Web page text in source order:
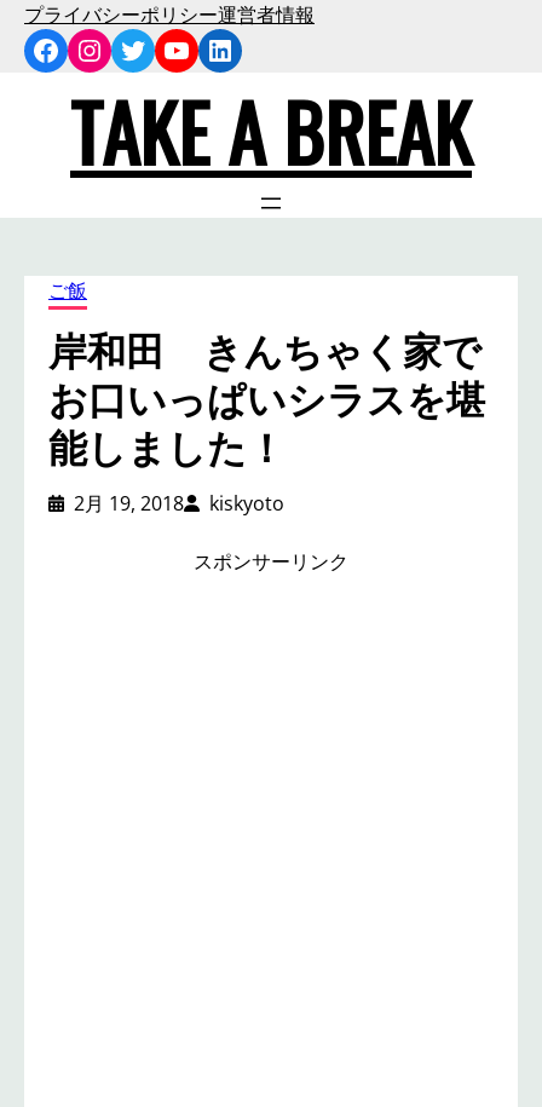
プライバシーポリシー運営者情報
Facebook
Instagram
Twitter
YouTube
LinkedIn
TAKE A BREAK
ご飯
岸和田 きんちゃく家で
お口いっぱいシラスを堪
能しました！
2月 19, 2018 kiskyoto
スポンサーリンク